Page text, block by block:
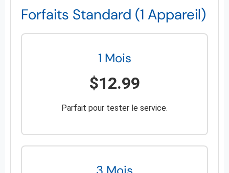
Forfaits Standard (1 Appareil)
1 Mois
$12.99
Parfait pour tester le service.